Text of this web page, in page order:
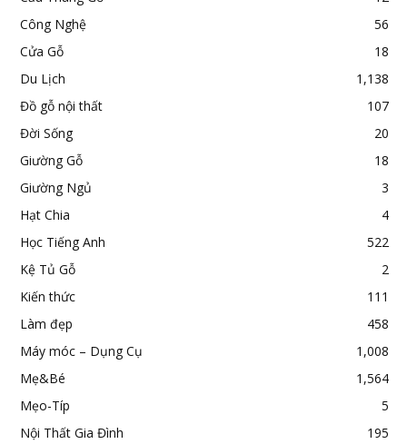
Công Nghệ
56
Cửa Gỗ
18
Du Lịch
1,138
Đồ gỗ nội thất
107
Đời Sống
20
Giường Gỗ
18
Giường Ngủ
3
Hạt Chia
4
Học Tiếng Anh
522
Kệ Tủ Gỗ
2
Kiến thức
111
Làm đẹp
458
Máy móc – Dụng Cụ
1,008
Mẹ&Bé
1,564
Mẹo-Típ
5
Nội Thất Gia Đình
195